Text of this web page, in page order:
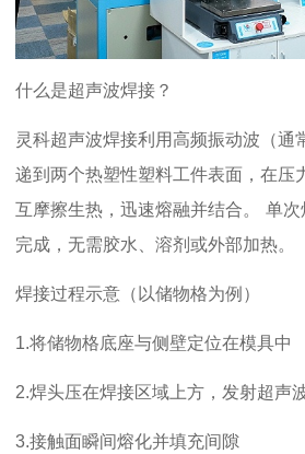
什么是超声波焊接？
灵科超声波焊接利用高频振动波（通
递到两个热塑性塑料工件表面，在压
互摩擦生热，迅速熔融并结合。
单次
完成，无需胶水、溶剂或外部加热。
焊接过程示意（以储物格为例）
1.将储物格底座与侧壁定位在模具中
2.焊头压在焊接区域上方，发射超声
3.接触面瞬间熔化并填充间隙